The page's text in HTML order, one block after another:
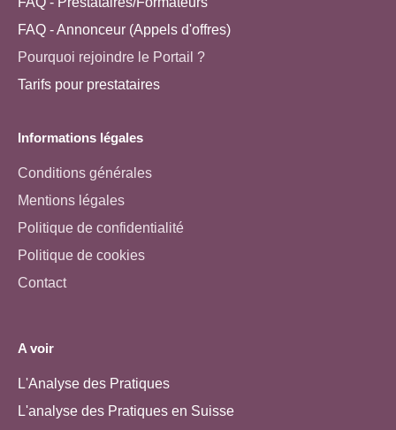
FAQ - Annonceur (Appels d'offres)
Pourquoi rejoindre le Portail ?
Tarifs pour prestataires
Informations légales
Conditions générales
Mentions légales
Politique de confidentialité
Politique de cookies
Contact
A voir
L'Analyse des Pratiques
L'analyse des Pratiques en Suisse